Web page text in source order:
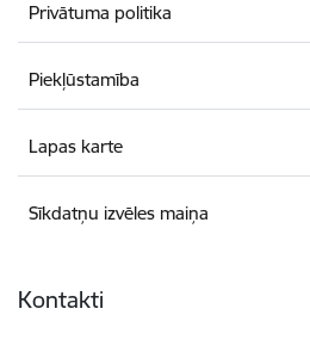
Privātuma politika
Piekļūstamība
Lapas karte
Sīkdatņu izvēles maiņa
Kontakti